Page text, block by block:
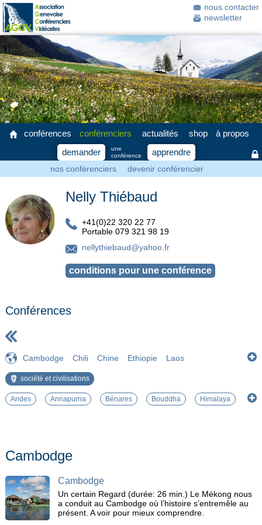
nous contacter
newsletter
conférences conférenciers
nos conférenciers devenir conférencier
actualités shop
à propos
demander
une
conférence
apprendre
Nelly Thiébaud
+41(0)22 320 22 77
Portable 079 321 98 19
nellythiebaud@yahoo.fr
Conférences
Cambodge Chili Chine Ethiopie
Laos
Madagascar
Myanmar
société et civilisations
Andes Annapurna Bénares Bouddha
Himalaya
Cambodge
Cambodge
Un certain Regard (durée: 26 min.) Le Mékong nous
a conduit au Cambodge où l’histoire s’entremêle au
présent. A voir pour mieux comprendre.